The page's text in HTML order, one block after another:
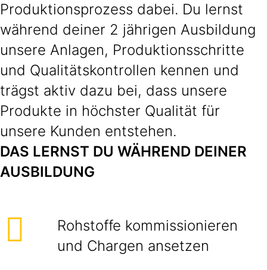
Produktionsprozess dabei. Du lernst
während deiner 2 jährigen Ausbildung
unsere Anlagen, Produktionsschritte
und Qualitätskontrollen kennen und
trägst aktiv dazu bei, dass unsere
Produkte in höchster Qualität für
unsere Kunden entstehen.
DAS LERNST DU WÄHREND DEINER
AUSBILDUNG
Rohstoffe kommissionieren
und Chargen ansetzen